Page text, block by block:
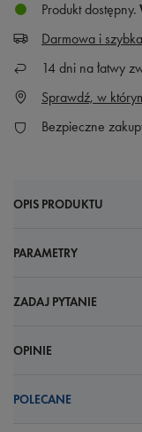
Produkt dostępny
Darmowa i
14 dni na łatwy
Sprawdź, w
Bezpieczne
OPIS PRODUKTU
PARAMETRY
ZADAJ PYTANIE
OPINIE
POLECANE